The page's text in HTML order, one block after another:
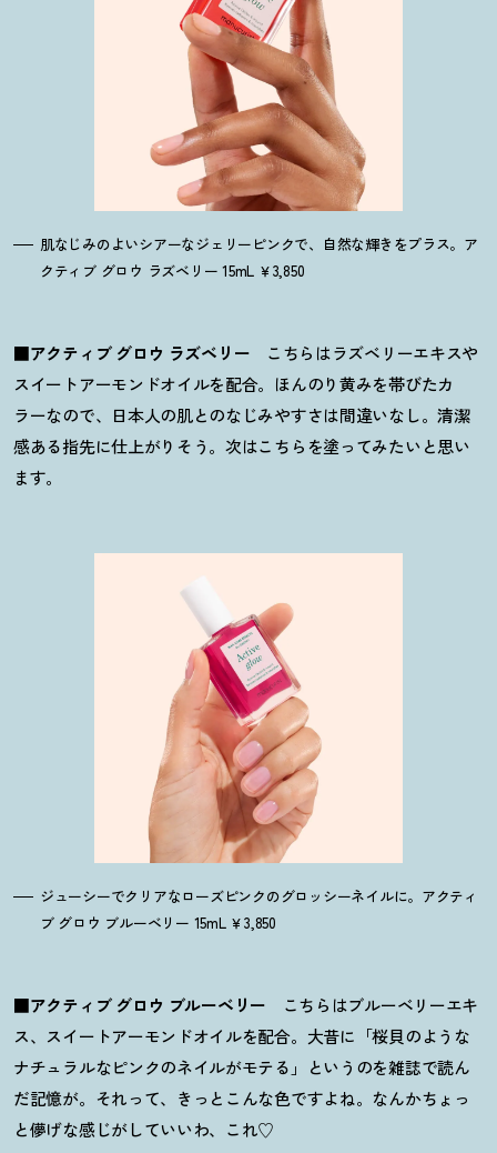
肌なじみのよいシアーなジェリーピンクで、自然な輝きをプラス。ア
クティブ グロウ ラズベリー 15mL ￥3,850
■アクティブ グロウ ラズベリー こちらはラズベリーエキスや
スイートアーモンドオイルを配合。ほんのり黄みを帯びたカ
ラーなので、日本人の肌とのなじみやすさは間違いなし。清潔
感ある指先に仕上がりそう。次はこちらを塗ってみたいと思い
ます。
ジューシーでクリアなローズピンクのグロッシーネイルに。アクティ
ブ グロウ ブルーベリー 15mL ￥3,850
■アクティブ グロウ ブルーベリー
こちらはブルーベリーエキ
ス、スイートアーモンドオイルを配合。大昔に「桜貝のような
ナチュラルなピンクのネイルがモテる」というのを雑誌で読ん
だ記憶が。それって、きっとこんな色ですよね。なんかちょっ
と儚げな感じがしていいわ、これ♡